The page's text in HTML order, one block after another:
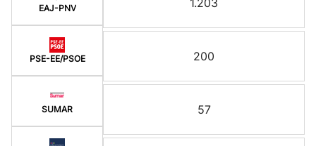
EAJ-PNV
PSE-EE/PSOE
SUMAR
1.203
200
57